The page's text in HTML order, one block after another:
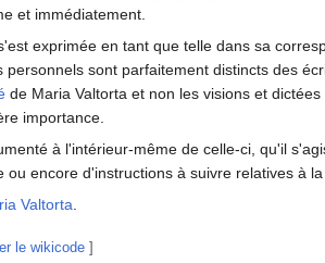
et immédiatement.
exprimée en tant que telle dans sa
sont parfaitement distincts des
de Maria Valtorta et non les visions et
importance.
à l'intérieur-même de celle-ci, qu'il
encore d'instructions à suivre relatives à
Valtorta
le wikicode ]